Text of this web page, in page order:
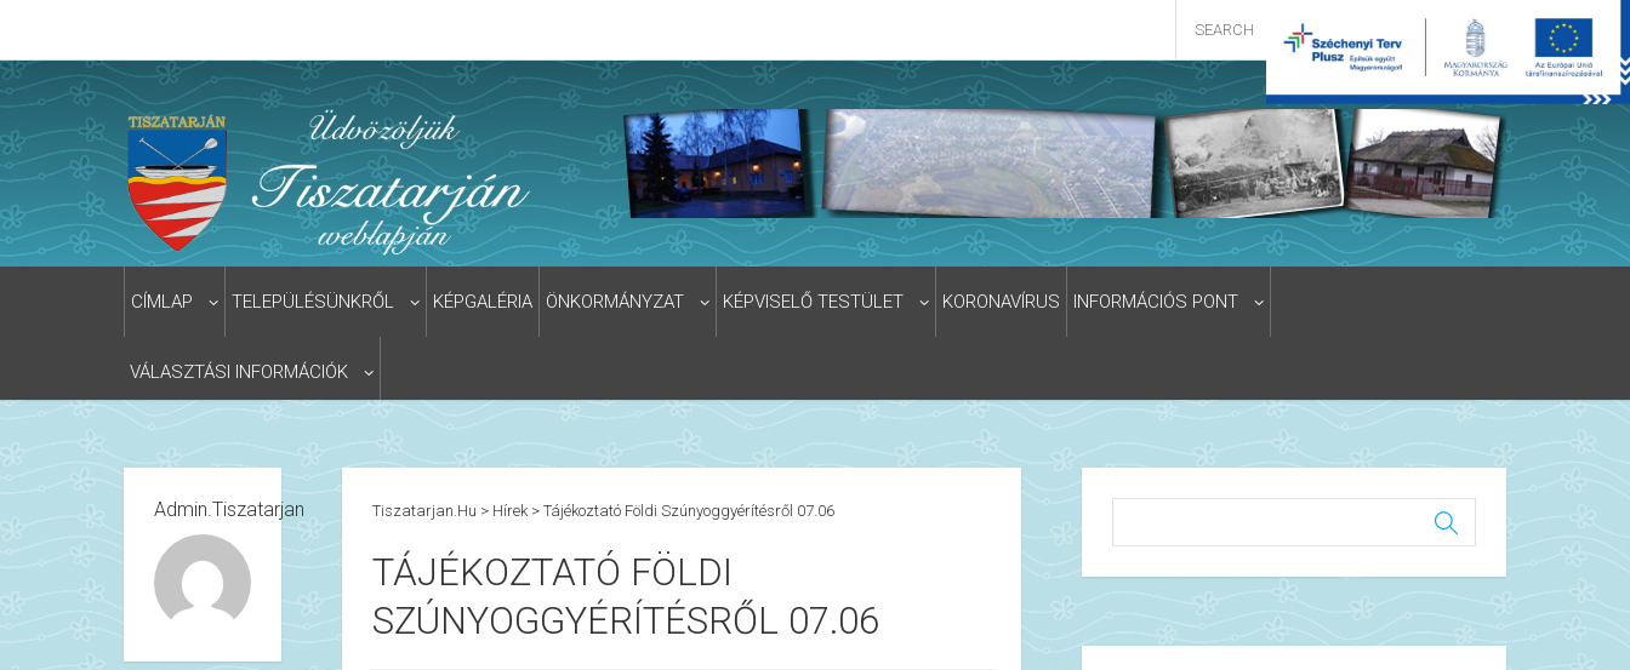
CÍMLAP TELEPÜLÉSÜNKRŐL KÉPGALÉRIA ÖNKORMÁNYZAT KÉPVISELŐ TESTÜLET KORONAVÍRUS INFORMÁCIÓS PONT
VÁLASZTÁSI INFORMÁCIÓK
Admin.tiszatarjan Tiszatarjan.hu > Hírek> Tájékoztató Földi Szúnyoggyérítésről 07.06
TÁJÉKOZTATÓ FÖLDI
SZÚNYOGGYÉRÍTÉSRŐL 07.06